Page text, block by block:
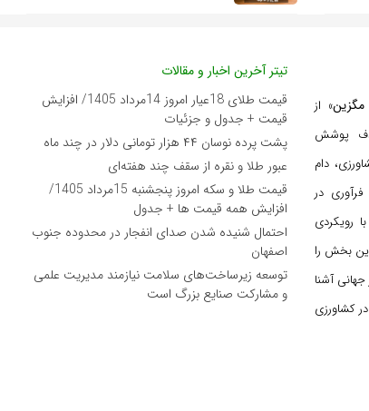
مگزین» از
با هدف پوشش
دام
در
رویکردی
بخش را
جهانی آشنا
کشاورزی
تیتر آخرین اخبار و مقالات
قیمت طلای 18عیار امروز 14مرداد 1405/ افزایش
قیمت + جدول و جزئیات
پشت پرده نوسان ۴۴ هزار تومانی دلار در چند ماه
عبور طلا و نقره از سقف چند هفته‌ای
قیمت طلا و سکه امروز پنجشنبه 15مرداد 1405/
افزایش همه قیمت ها + جدول
احتمال شنیده شدن صدای انفجار در محدوده جنوب
اصفهان
توسعه زیرساخت‌های سلامت نیازمند مدیریت علمی
و مشارکت صنایع بزرگ است